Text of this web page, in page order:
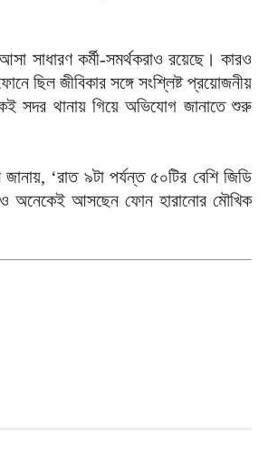
সাধারণ কর্মী-সমর্থকরাও রয়েছে। কারও
ছিল জীবিকার সঙ্গে সংশ্লিষ্ট প্রয়োজনীয়
সদর থানায় গিয়ে অভিযোগ জানাতে শুরু
‘রাত ৯টা পর্যন্ত ৫০টির বেশি জিডি
অনেকেই আসছেন ফোন হারানোর মৌখিক